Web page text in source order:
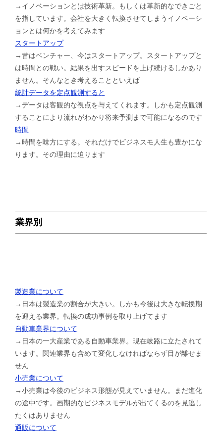
→イノベーションとは技術革新。もしくは革新的なできごと
を指しています。会社を大きく転換させてしまうイノベーシ
ョンとは何かを考えてみます
スタートアップ
→昔はベンチャー、今はスタートアップ。スタートアップと
は時間との戦い。結果を出すスピードを上げ続けるしかあり
ません。そんなとき考えることといえば
統計データを定点観測すると
→データは客観的な視点を与えてくれます。しかも定点観測
することにより流れがわかり将来予測まで可能になるのです
時間
→時間を味方にする。それだけでビジネスモ人生も豊かにな
ります。その理由に迫ります
業界別
製造業について
→日本は製造業の割合が大きい。しかも今後は大きな転換期
を迎える業界。転換の成功事例を取り上げてます
自動車業界について
→日本の一大産業である自動車業界。現在岐路に立たされて
います。関連業界も含めて変化しなければならず目が離せま
せん
小売業について
→小売業は今後のビジネス形態が見えていません。まだ進化
の途中です。画期的なビジネスモデルが出てくるのを見逃し
たくはありません
通販について